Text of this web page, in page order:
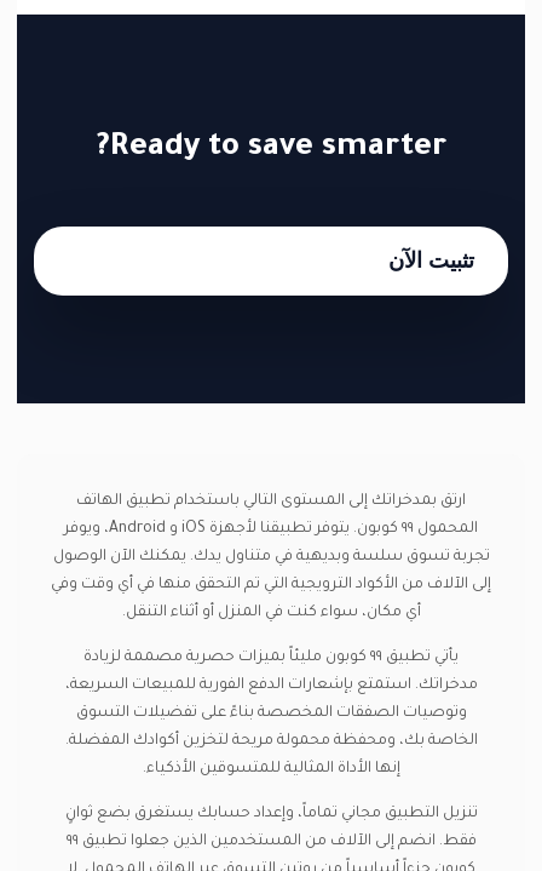
Ready to save smarter?
تثبيت الآن
ارتق بمدخراتك إلى المستوى التالي باستخدام تطبيق الهاتف
المحمول ٩٩ كوبون. يتوفر تطبيقنا لأجهزة iOS و Android، ويوفر
تجربة تسوق سلسة وبديهية في متناول يدك. يمكنك الآن الوصول
إلى الآلاف من الأكواد الترويجية التي تم التحقق منها في أي وقت وفي
أي مكان، سواء كنت في المنزل أو أثناء التنقل.
يأتي تطبيق ٩٩ كوبون مليئاً بميزات حصرية مصممة لزيادة
مدخراتك. استمتع بإشعارات الدفع الفورية للمبيعات السريعة،
وتوصيات الصفقات المخصصة بناءً على تفضيلات التسوق
الخاصة بك، ومحفظة محمولة مريحة لتخزين أكوادك المفضلة.
إنها الأداة المثالية للمتسوقين الأذكياء.
تنزيل التطبيق مجاني تماماً، وإعداد حسابك يستغرق بضع ثوانٍ
فقط. انضم إلى الآلاف من المستخدمين الذين جعلوا تطبيق ٩٩